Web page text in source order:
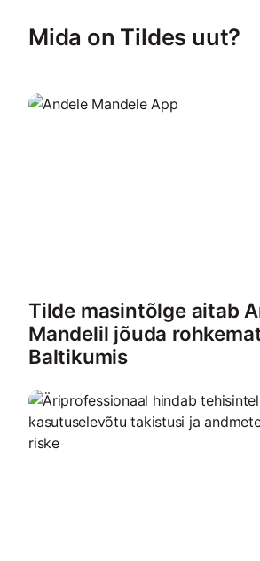
Mida on Tildes uut?
Tilde masintõlge aitab
Mandelil jõuda
Baltikumis